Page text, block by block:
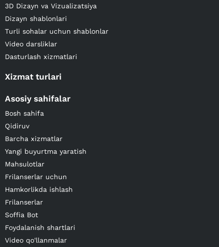
3D Dizayn va Vizualizatsiya
Dizayn shablonlari
Turli sohalar uchun shablonlar
Video darsliklar
Dasturlash xizmatlari
Xizmat turlari
Asosiy sahifalar
Bosh sahifa
Qidiruv
Barcha xizmatlar
Yangi buyurtma yaratish
Mahsulotlar
Frilanserlar uchun
Hamkorlikda ishlash
Frilanserlar
Soffia Bot
Foydalanish shartlari
Video qo'llanmalar